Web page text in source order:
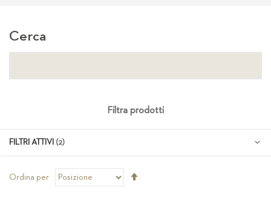
Ordina per
Cerca
Filtra prodotti
FILTRI ATTIVI